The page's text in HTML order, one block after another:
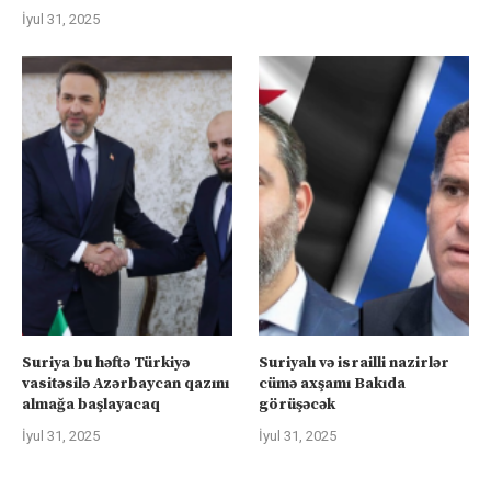
İyul 31, 2025
Suriya bu həftə Türkiyə
vasitəsilə Azərbaycan qazını
almağa başlayacaq
İyul 31, 2025
Suriyalı və israilli nazirlər
cümə axşamı Bakıda
görüşəcək
İyul 31, 2025